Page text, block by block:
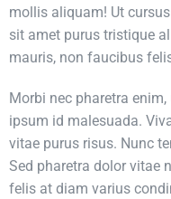
mollis aliquam! Ut
sit amet purus tristique
mauris, non faucibus
Morbi nec pharetra
ipsum id malesuada.
vitae purus risus. Nunc
Sed pharetra dolor vitae
felis at diam varius